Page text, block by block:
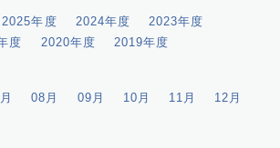
2025年度 2024年度
2023年度
度 2020年度 2019年度
08月 09月 10月 11月
12月